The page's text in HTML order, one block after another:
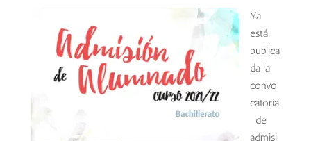
Ya
está
publica
da la
convo
catoria
de
admisi